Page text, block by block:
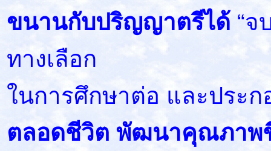
ขนานกับปริญญาตรีได้ “จ
ทางเลือก
ในการศึกษาต่อ และประ
ตลอดชีวิต พัฒนาคุณภาพ